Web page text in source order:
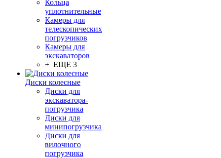
Кольца
уплотнительные
Камеры для
телескопических
погрузчиков
Камеры для
экскаваторов
+ ЕЩЕ 3
Диски колесные
Диски для
экскаватора-
погрузчика
Диски для
минипогрузчика
Диски для
вилочного
погрузчика